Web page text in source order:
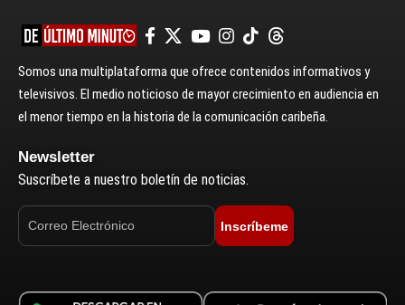
Somos una multiplataforma que ofrece contenidos informativos y
televisivos. El medio noticioso de mayor crecimiento en audiencia en
el menor tiempo en la historia de la comunicación caribeña.
Newsletter
Suscríbete a nuestro boletín de noticias.
Inscríbeme